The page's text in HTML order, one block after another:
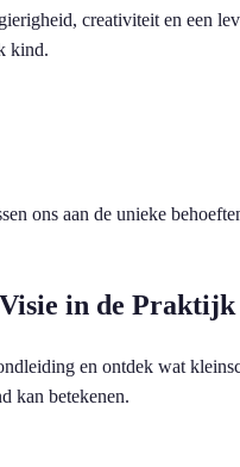
creativiteit en een
kind.
ons aan de unieke
in de Praktijk
en ontdek wat
kan betekenen.